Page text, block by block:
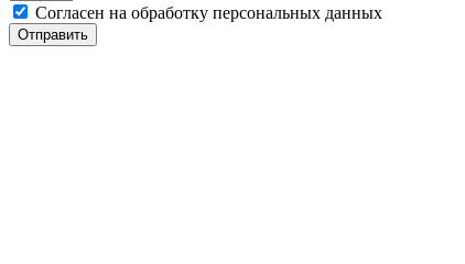
Согласен на обработку персональных данных